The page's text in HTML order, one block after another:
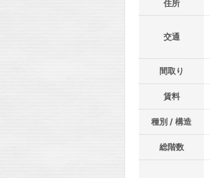
住所
交通
間取り
賃料
種別 / 構造
総階数